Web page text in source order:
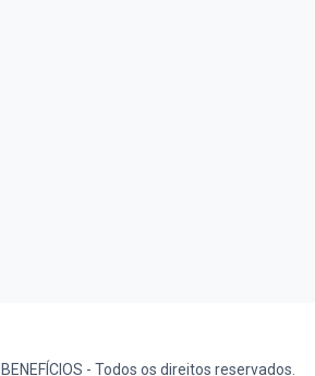
- Todos os direitos reservados.